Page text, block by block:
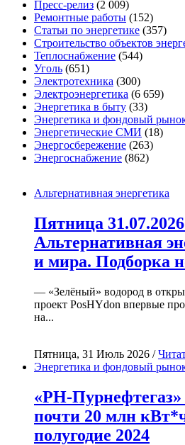
Пресс-релиз (2 009)
Ремонтные работы (152)
Статьи по энергетике (357)
Строительство объектов
Теплоснабжение (544)
Уголь (651)
Электротехника (300)
Электроэнергетика (6 659)
Энергетика в быту (33)
Энергетика и фондовый
Энергетические СМИ (18)
Энергосбережение (263)
Энергоснабжение (862)
Альтернативная энергетика
Пятница 31.07.2026
Альтернативная
и мира. Подборка
— «Зелёный» водород в
проект PosHYdon впервые
на...
Пятница, 31 Июль 2026 /
Энергетика и фондовый
«РН-Пурнефтегаз»
почти 20 млн
полугодие 2024